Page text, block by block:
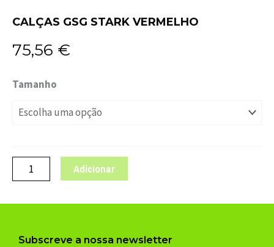
CALÇAS GSG STARK VERMELHO
75,56 €
Tamanho
Quantidade
CALÇAS
VERMELHO
Adicionar
Subscreve a nossa newsletter